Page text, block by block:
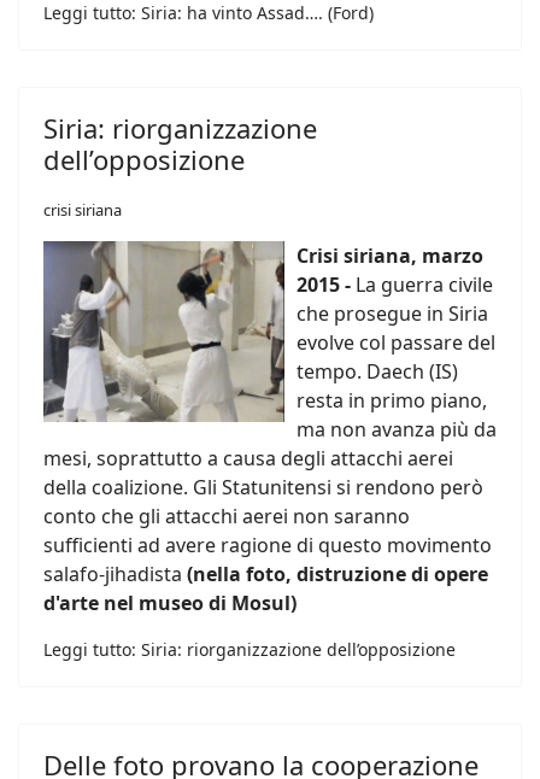
Leggi tutto: Siria: ha vinto Assad…. (Ford)
Siria: riorganizzazione
dell’opposizione
crisi siriana
Crisi siriana, marzo
2015 - La guerra civile
che prosegue in Siria
evolve col passare del
tempo. Daech (IS)
resta in primo piano,
ma non avanza più da
mesi, soprattutto a causa degli attacchi aerei
della coalizione. Gli Statunitensi si rendono però
conto che gli attacchi aerei non saranno
sufficienti ad avere ragione di questo movimento
salafo-jihadista (nella foto, distruzione di opere
d'arte nel museo di Mosul)
Leggi tutto: Siria: riorganizzazione dell’opposizione
Delle foto provano la cooperazione